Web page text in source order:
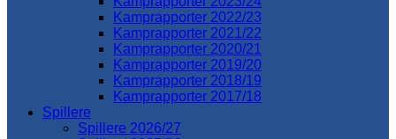
Kamprapporter 2022/23
Kamprapporter 2021/22
Kamprapporter 2020/21
Kamprapporter 2019/20
Kamprapporter 2018/19
Kamprapporter 2017/18
Spillere
Spillere 2026/27